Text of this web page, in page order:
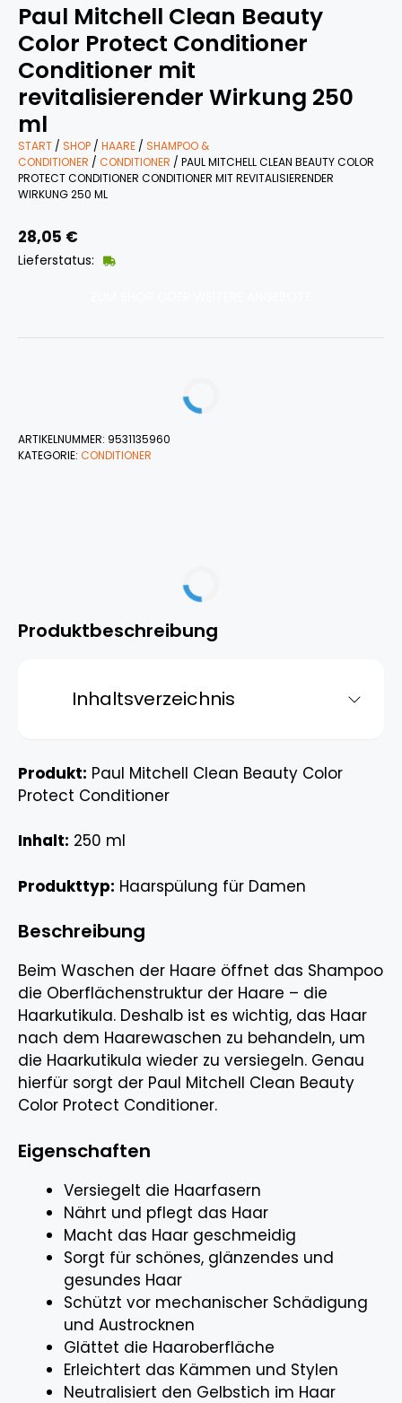
Paul Mitchell Clean Beauty
Color Protect Conditioner
Conditioner mit
revitalisierender Wirkung 250
ml
START / SHOP / HAARE / SHAMPOO &
CONDITIONER / CONDITIONER / PAUL MITCHELL CLEAN BEAUTY COLOR
PROTECT CONDITIONER CONDITIONER MIT REVITALISIERENDER
WIRKUNG 250 ML
28,05 €
Lieferstatus:
ARTIKELNUMMER: 9531135960
KATEGORIE: CONDITIONER
Produktbeschreibung
Inhaltsverzeichnis
Produkt: Paul Mitchell Clean Beauty Color
Protect Conditioner
Inhalt: 250 ml
Produkttyp: Haarspülung für Damen
Beschreibung
Beim Waschen der Haare öffnet das Shampoo
die Oberflächenstruktur der Haare – die
Haarkutikula. Deshalb ist es wichtig, das Haar
nach dem Haarewaschen zu behandeln, um
die Haarkutikula wieder zu versiegeln. Genau
hierfür sorgt der Paul Mitchell Clean Beauty
Color Protect Conditioner.
Eigenschaften
Versiegelt die Haarfasern
Nährt und pflegt das Haar
Macht das Haar geschmeidig
Sorgt für schönes, glänzendes und
gesundes Haar
Schützt vor mechanischer Schädigung
und Austrocknen
Glättet die Haaroberfläche
Erleichtert das Kämmen und Stylen
Neutralisiert den Gelbstich im Haar